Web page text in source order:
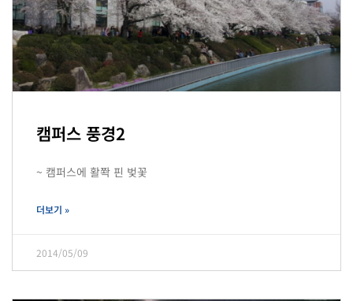
캠퍼스 풍경2
~ 캠퍼스에 활쫙 핀 벚꽃
더보기 »
2014/05/09